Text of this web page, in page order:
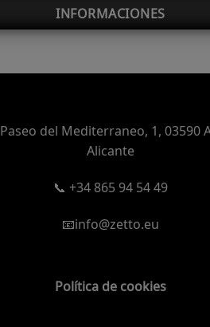
INFORMACIONES
Paseo del Mediterraneo, 1, 03590
Alicante
📞 +34 865 94 54 49
📧info@zetto.eu
Política de cookies